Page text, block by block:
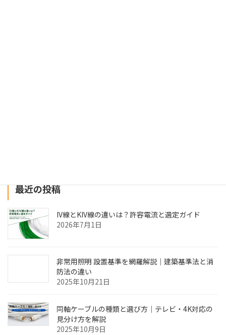
最近の投稿
IV線とKIV線の違いは？許容電流と選定ガイド
2026年7月1日
非常用照明 設置基準を網羅解説｜建築基準法と消
防法の違い
2025年10月21日
同軸ケーブルの種類と選び方｜テレビ・4K対応の
見分け方を解説
2025年10月9日